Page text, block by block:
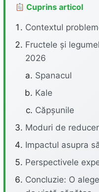
Cuprins articol
Contextul
Fructele și
2026
Spanacul
Kale
Căpșunile
Moduri de
Impactul asupra
Perspectivele
Concluzie: O